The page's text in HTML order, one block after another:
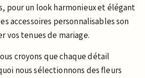
pour un look harmonieux et élégant
accessoires personnalisables son
vos tenues de mariage.
croyons que chaque détail
nous sélectionnons des fleurs